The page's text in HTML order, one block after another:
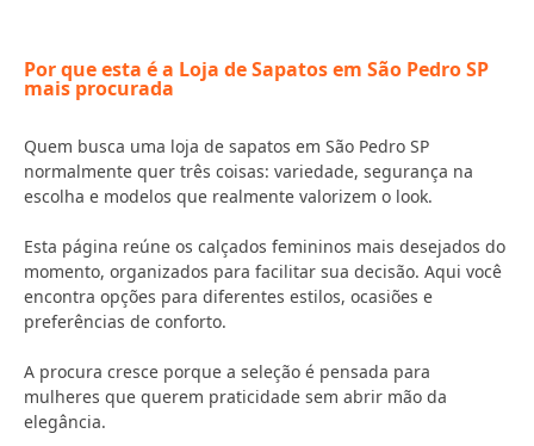
Por que esta é a Loja de Sapatos em São Pedro SP
mais procurada
Quem busca uma loja de sapatos em São Pedro SP
normalmente quer três coisas: variedade, segurança na
escolha e modelos que realmente valorizem o look.
Esta página reúne os calçados femininos mais desejados do
momento, organizados para facilitar sua decisão. Aqui você
encontra opções para diferentes estilos, ocasiões e
preferências de conforto.
A procura cresce porque a seleção é pensada para
mulheres que querem praticidade sem abrir mão da
elegância.